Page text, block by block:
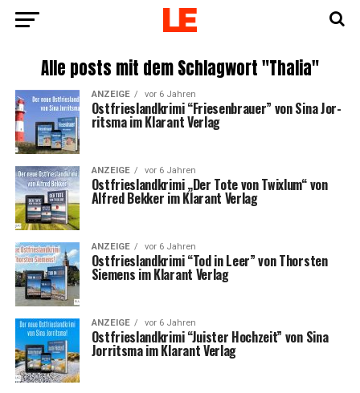
Alle posts mit dem Schlagwort "Thalia"
ANZEIGE vor 6 Jahren
Ost­fries­land­kri­mi “Frie­sen­brau­er” von Sina Jor­
rit­s­ma im Klar­ant Verlag
ANZEIGE vor 6 Jahren
Ost­fries­land­kri­mi „Der Tote von Twixlum“ von
Alfred Bek­ker im Klar­ant Verlag
ANZEIGE vor 6 Jahren
Ost­fries­land­kri­mi “Tod in Leer” von Thors­ten
Sie­mens im Klar­ant Verlag
ANZEIGE vor 6 Jahren
Ost­fries­land­kri­mi “Juis­ter Hoch­zeit” von Sina
Jor­rit­s­ma im Klar­ant Verlag